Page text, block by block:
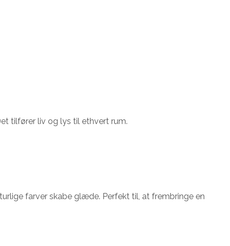
tilfører liv og lys til ethvert rum.
farver skabe glæde. Perfekt til, at frembringe en